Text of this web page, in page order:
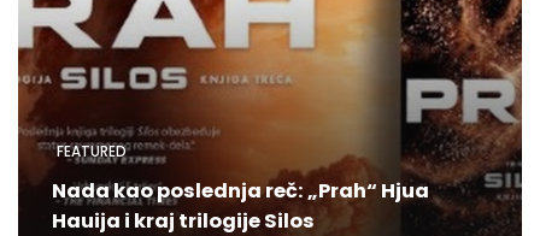
FEATURED
Nada kao poslednja reč: „Prah“ Hjua
Hauija i kraj trilogije Silos